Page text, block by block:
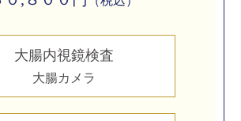
大腸内視鏡検査
大腸カメラ